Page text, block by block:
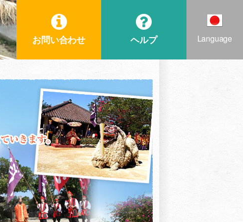
お問い合わせ ヘルプ Language